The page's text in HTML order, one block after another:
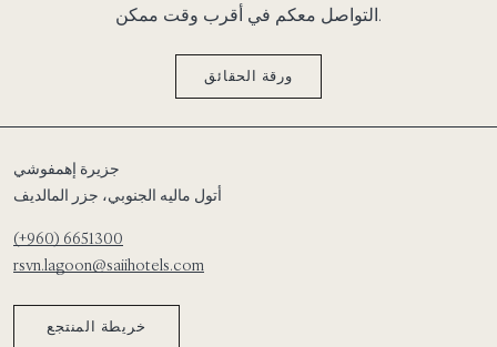
التواصل معكم في أقرب وقت ممكن.
ورقة الحقائق
جزيرة إهمفوشي
أتول ماليه الجنوبي، جزر المالديف
(+960) 6651300
rsvn.lagoon@saiihotels.com
خريطة المنتجع